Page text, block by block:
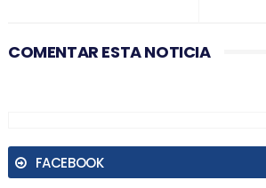
COMENTAR ESTA NOTICIA
FACEBOOK